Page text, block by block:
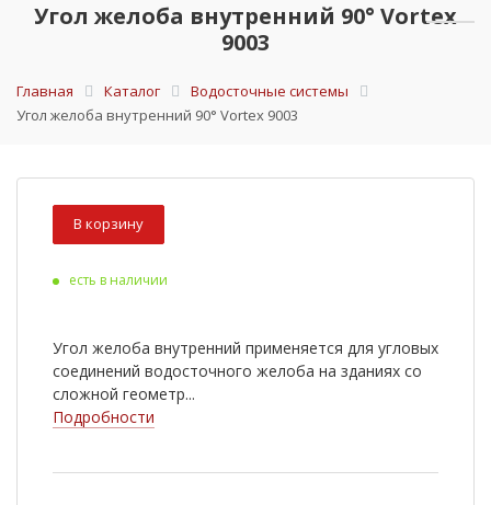
Угол желоба внутренний 90° Vortex
9003
Главная Каталог
Водосточные системы
Угол желоба внутренний 90° Vortex 9003
В корзину
есть в наличии
Угол желоба внутренний применяется для угловых
соединений водосточного желоба на зданиях со
сложной геометр...
Подробности